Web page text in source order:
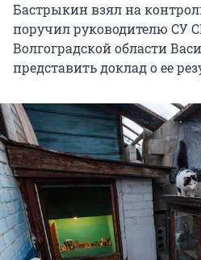
Бастрыкин взял на
поручил руководителю СУ
Волгоградской области
представить доклад о ее